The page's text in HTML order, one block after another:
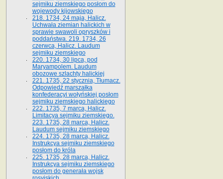
sejmiku ziemskiego posłom do
wojewody kijowskiego
218. 1734, 24 maja, Halicz.
Uchwała ziemian halickich w
sprawie swawoli opryszków i
poddaństwa. 219. 1734, 26
czerwca, Halicz. Laudum
sejmiku ziemskiego
220. 1734, 30 lipca, pod
Maryampolem. Laudum
obozowe szlachty halickiej
221. 1735, 22 stycznia, Tłumacz.
Odpowiedź marszałka
konfederacyi wołyńskiej posłom
sejmiku ziemskiego halickiego
222. 1735, 7 marca, Halicz.
Limitacya sejmiku ziemskiego.
223. 1735, 28 marca, Halicz.
Laudum sejmiku ziemskiego
224. 1735, 28 marca, Halicz.
Instrukcya sejmiku ziemskiego
posłom do króla
225. 1735, 28 marca, Halicz.
Instrukcya sejmiku ziemskiego
posłom do generała wojsk